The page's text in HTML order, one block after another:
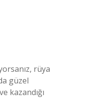
rüya
güzel
kazandığı